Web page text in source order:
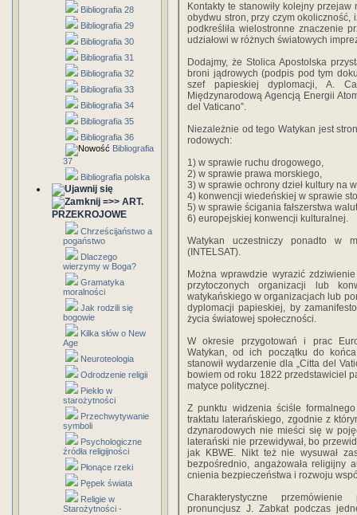
Bibliografia 28
Bibliografia 29
Bibliografia 30
Bibliografia 31
Bibliografia 32
Bibliografia 33
Bibliografia 34
Bibliografia 35
Bibliografia 36
Bibliografia
37
Bibliografia polska
=>> ART.
PRZEKROJOWE
Chrześcijaństwo a
pogaństwo
Dlaczego
wierzymy w Boga?
Gramatyka
moralności
Jak rodzili się
bogowie
Kilka słów o New
Age
Neuroteologia
Odrodzenie religii
Piekło w
starożytności
Przechwytywanie
symboli
Psychologiczne
źródła religijności
Płonące rzeki
Pępek świata
Religie w
Starożytności -
Kon­takty te stanowiły kolejny
obydwu stron, przy czym okoliczność,
podkreśliła wielostronne znaczenie
udziałowi w różnych światowych
Dodajmy, że Stolica Apostolska
broni jądro­wych (podpis pod tym
szef papieskiej dyploma­cji, A.
Międzynarodową Agencją Energii
del Vaticano”.
Niezależnie od tego Watykan jest
rodowych:
1) w sprawie ruchu drogowego,
2) w sprawie prawa morskiego,
3) w sprawie ochrony dzieł kultury na
4) konwencji wiedeńskiej w sprawie
5) w sprawie ścigania fałszerstwa
6) europejskiej konwencji kulturalnej.
Watykan uczestniczy ponadto w
(INTELSAT).
Można wprawdzie wyrazić
przytoczonych organizacji lub
watykańskiego w organiza­cjach lub
dyplomacji papieskiej, by
życia światowej społeczności.
W okresie przygotowań i prac
Watykan, od ich początku do
stanowił wydarzenie dla „Citta del
bowiem od roku 1822 przedstawiciel
matyce politycznej.
Z punktu widzenia ściśle
traktatu laterańskiego, zgodnie z
dzynarodowych nie mieści się w
laterański nie przewidywał, bo
jak KBWE. Nikt też nie wysuwał
bezpośrednio, angażowała
cnienia bezpieczeństwa i rozwoju
Charakterystyczne przemówienie
pronuncjusz J. Zabkat podczas